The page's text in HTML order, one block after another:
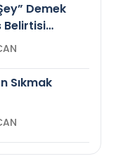
Demek
Belirtisi
Sıkmak